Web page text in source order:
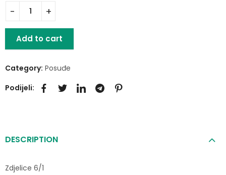
Add to cart
Category: Posuđe
Podijeli:
DESCRIPTION
Zdjelice 6/1